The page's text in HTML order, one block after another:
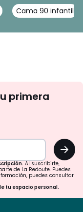
Cama 90 infantil
primera
OK
Al suscribirte,
de La Redoute. Puedes
puedes consultar
tu espacio personal.